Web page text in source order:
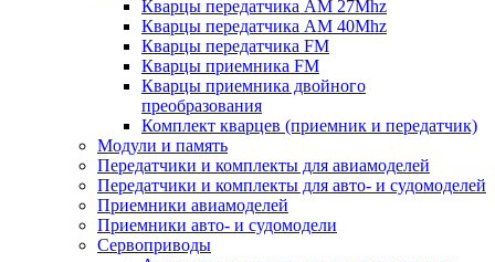
Кварцы передатчика AM 27Mhz
Кварцы передатчика AM 40Mhz
Кварцы передатчика FM
Кварцы приемника FM
Кварцы приемника двойного
преобразования
Комплект кварцев (приемник и передатчик)
Модули и память
Передатчики и комплекты для авиамоделей
Передатчики и комплекты для авто- и судомоделей
Приемники авиамоделей
Приемники авто- и судомодели
Сервоприводы